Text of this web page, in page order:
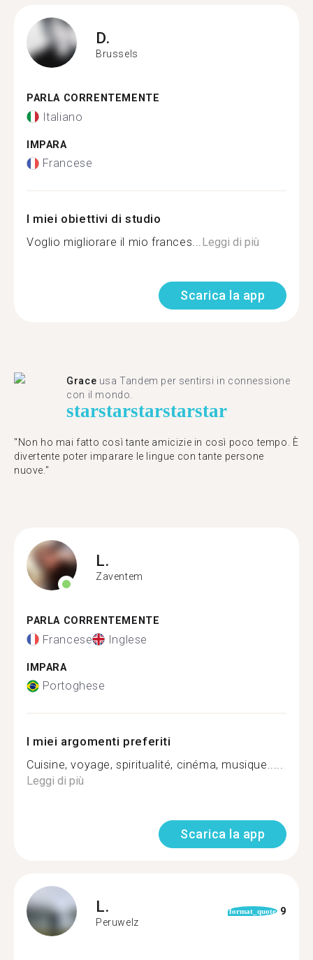
D.
Brussels
PARLA CORRENTEMENTE
Italiano
IMPARA
Francese
I miei obiettivi di studio
Voglio migliorare il mio frances...Leggi di più
Scarica la app
Grace usa Tandem per sentirsi in connessione
con il mondo.
starstarstarstarstar
"Non ho mai fatto così tante amicizie in così poco tempo. È
divertente poter imparare le lingue con tante persone
nuove."
L.
Zaventem
PARLA CORRENTEMENTE
Francese Inglese
IMPARA
Portoghese
I miei argomenti preferiti
Cuisine, voyage, spiritualité, cinéma, musique.....
Leggi di più
Scarica la app
L.
Peruwelz
format_quote 9